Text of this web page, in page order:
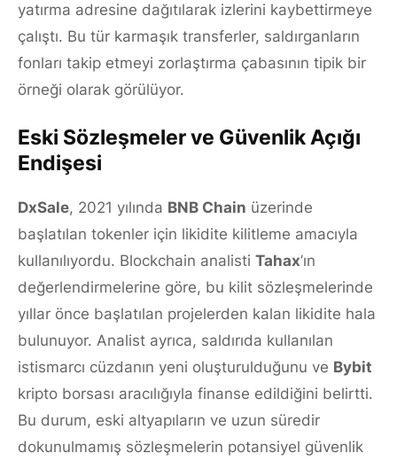
yatırma adresine dağıtılarak izlerini kaybettirmeye
çalıştı. Bu tür karmaşık transferler, saldırganların
fonları takip etmeyi zorlaştırma çabasının tipik bir
örneği olarak görülüyor.
Eski Sözleşmeler ve Güvenlik Açığı
Endişesi
DxSale, 2021 yılında BNB Chain üzerinde
başlatılan tokenler için likidite kilitleme amacıyla
kullanılıyordu. Blockchain analisti Tahax’ın
değerlendirmelerine göre, bu kilit sözleşmelerinde
yıllar önce başlatılan projelerden kalan likidite hala
bulunuyor. Analist ayrıca, saldırıda kullanılan
istismarcı cüzdanın yeni oluşturulduğunu ve Bybit
kripto borsası aracılığıyla finanse edildiğini belirtti.
Bu durum, eski altyapıların ve uzun süredir
dokunulmamış sözleşmelerin potansiyel güvenlik